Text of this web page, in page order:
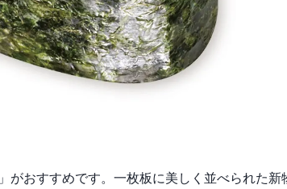
」がおすすめです。一枚板に美しく並べられた新